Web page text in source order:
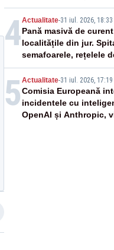
restricții – VIDEO
4Actualitate-31 iul. 2026, 18:33
Pană masivă de
localitățile din jur.
semafoarele, rețelele
afectate
5 Actualitate-31 iul. 2026, 17:19
Comisia Europeană
incidentele cu
OpenAI și Anthropic,